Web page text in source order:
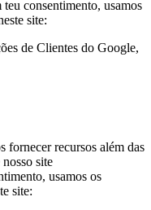
consentimento, usamos
site:
de Clientes do Google,
fornecer recursos além das
site
usamos os
site: